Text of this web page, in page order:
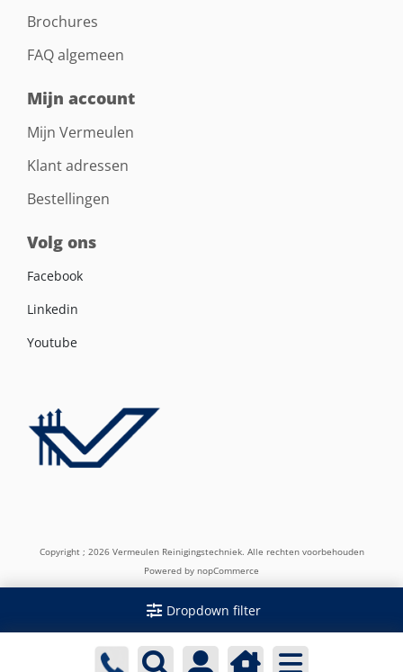
Dropdown filter
Brochures
FAQ algemeen
Mijn account
Mijn Vermeulen
Klant adressen
Bestellingen
Volg ons
Facebook
Linkedin
Youtube
Copyright ; 2026 Vermeulen Reinigingstechniek. Alle rechten voorbehouden
Powered by nopCommerce